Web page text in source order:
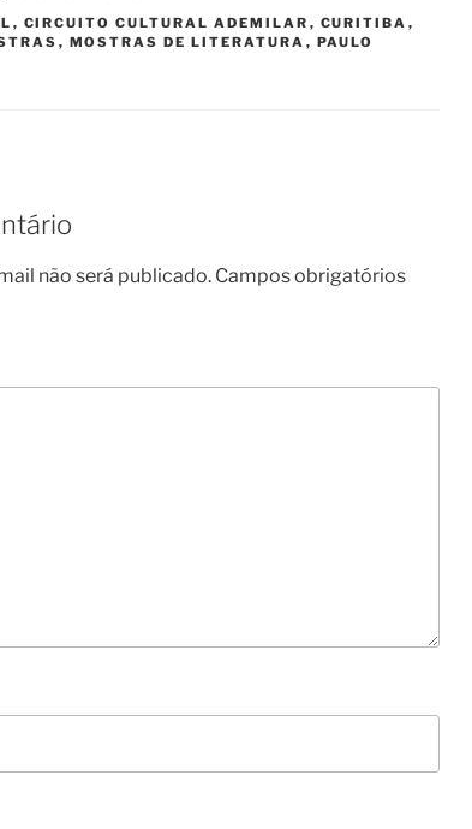
, CIRCUITO CULTURAL ADEMILAR , CURITIBA ,
, MOSTRAS DE LITERATURA , PAULO
não será publicado. Campos obrigatórios